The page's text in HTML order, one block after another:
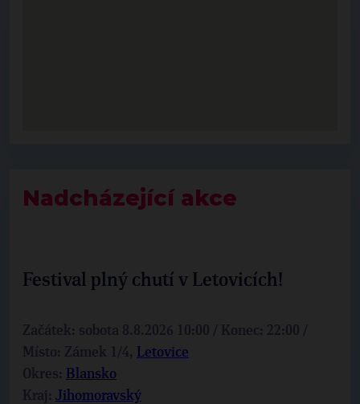
Nadcházející akce
Festival plný chutí v Letovicích!
Začátek: sobota 8.8.2026 10:00 / Konec: 22:00 /
Místo: Zámek 1/4, Letovice
Okres: Blansko
Kraj: Jihomoravský